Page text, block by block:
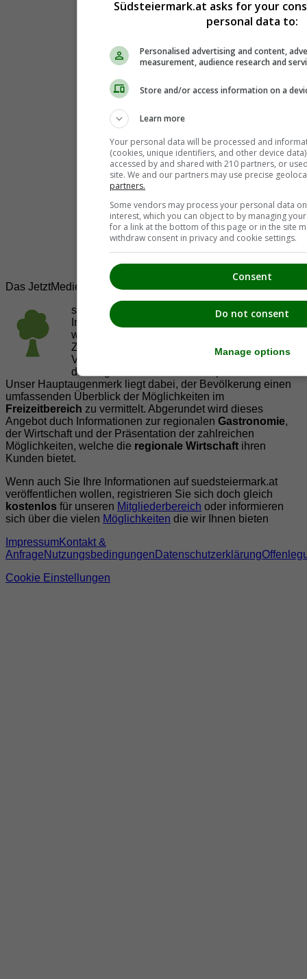
Das JetztMedien.com Medien Netzwerk
suedsteiermark.at ist eine von vielen
Internetadressen der
welche es sich zur Aufgabe gemacht hat, in
Zusammenarbeit mit regionalen Firmen,
Vereinen und Institutionen die
Vielfälltigkeit
der Region Südsteiermark zu präsentieren.
Unser Hauptaugenmerk liegt dabei, der Bevölkerung einen
umfassenden Überblick der Möglichkeiten im
Freizeitbereich zu vermittelt. Abgerundet wird dieses
Angebot duch Informationen zur regionalen Gastronomie,
der Wirtschaft und der Präsentation der zahlreichen
Möglichkeiten, welche die regionale Wirtschaft ihren
Kunden bietet.
Wenn auch Sie Ihre Informationen auf suedsteiermark.at
veröffentlichen wollen, registrieren Sie sich doch gleich
kostenlos für unseren Mitgliederbereich oder informieren
sich über die vielen Möglichkeiten die wir Ihnen bieten
ImpressumKontakt &
AnfrageNutzungsbedingungen Datenschutzerklärung
Cookie Einstellungen
Südsteiermark.at asks for your
personal data to:
Personalised advertising and content,
measurement, audience research and
Store and/or access information on a
Learn more
Your personal data will be processed and
(cookies, unique identifiers, and other device
accessed by and shared with 210 partners, or
site. We and our partners may use precise
partners.
Some vendors may process your personal data
interest, which you can object to by managing
for a link at the bottom of this page or in the site
withdraw consent in privacy and cookie settings.
Consent
Do not consent
Manage options